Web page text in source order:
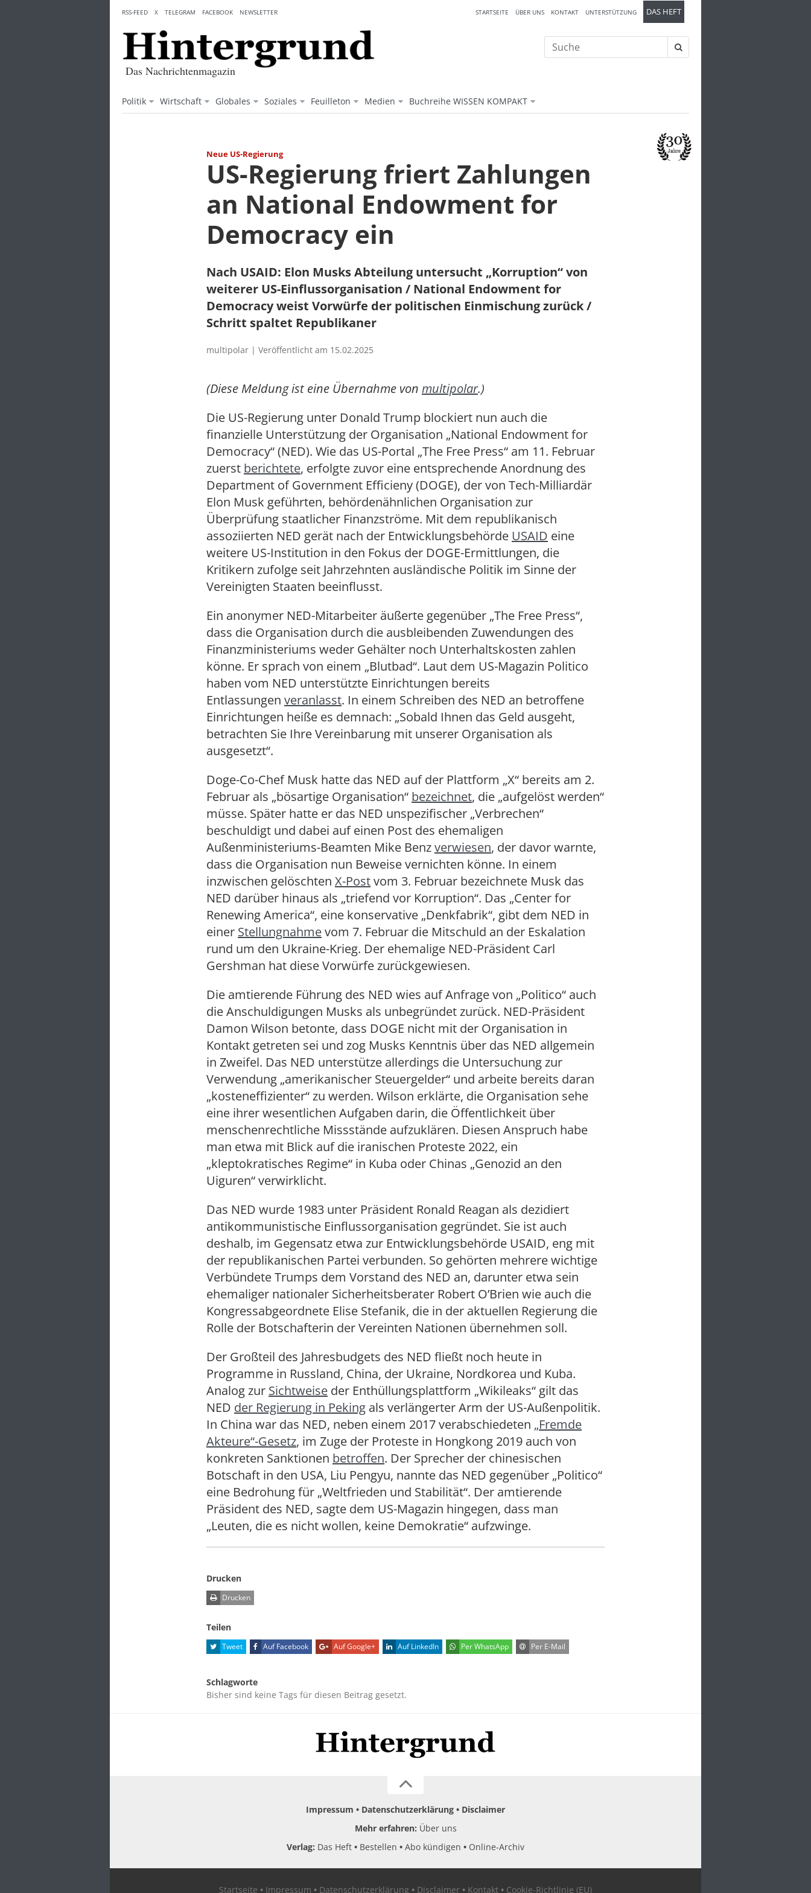
content
Das Nachrichtenmagazin
Politik Wirtschaft Globales Soziales Feuilleton Medien Buchreihe WISSEN KOMPAKT
STARTSEITE ÜBER UNS KONTAKT UNTERSTÜTZUNG DAS HEFT
RSS-FEED X TELEGRAM FACEBOOK NEWSLETTER
Suche
nach:
Neue US-Regierung
US-Regierung friert Zahlungen
an National Endowment for
Democracy ein
Nach USAID: Elon Musks Abteilung untersucht „Korruption“ von
weiterer US-Einflussorganisation / National Endowment for
Democracy weist Vorwürfe der politischen Einmischung zurück /
Schritt spaltet Republikaner
multipolar | Veröffentlicht am 15.02.2025
(Diese Meldung ist eine Übernahme von multipolar.)
Die US-Regierung unter Donald Trump blockiert nun auch die
finanzielle Unterstützung der Organisation „National Endowment for
Democracy“ (NED). Wie das US-Portal „The Free Press“ am 11. Februar
zuerst berichtete, erfolgte zuvor eine entsprechende Anordnung des
Department of Government Efficieny (DOGE), der von Tech-Milliardär
Elon Musk geführten, behördenähnlichen Organisation zur
Überprüfung staatlicher Finanzströme. Mit dem republikanisch
assoziierten NED gerät nach der Entwicklungsbehörde USAID eine
weitere US-Institution in den Fokus der DOGE-Ermittlungen, die
Kritikern zufolge seit Jahrzehnten ausländische Politik im Sinne der
Vereinigten Staaten beeinflusst.
Ein anonymer NED-Mitarbeiter äußerte gegenüber „The Free Press“,
dass die Organisation durch die ausbleibenden Zuwendungen des
Finanzministeriums weder Gehälter noch Unterhaltskosten zahlen
könne. Er sprach von einem „Blutbad“. Laut dem US-Magazin Politico
haben vom NED unterstützte Einrichtungen bereits
Entlassungen veranlasst. In einem Schreiben des NED an betroffene
Einrichtungen heiße es demnach: „Sobald Ihnen das Geld ausgeht,
betrachten Sie Ihre Vereinbarung mit unserer Organisation als
ausgesetzt“.
Doge-Co-Chef Musk hatte das NED auf der Plattform „X“ bereits am 2.
Februar als „bösartige Organisation“ bezeichnet, die „aufgelöst werden“
müsse. Später hatte er das NED unspezifischer „Verbrechen“
beschuldigt und dabei auf einen Post des ehemaligen
Außenministeriums-Beamten Mike Benzverwiesen, der davor warnte,
dass die Organisation nun Beweise vernichten könne. In einem
inzwischen gelöschten X-Postvom 3. Februar bezeichnete Musk das
NED darüber hinaus als „triefend vor Korruption“. Das „Center for
Renewing America“, eine konservative „Denkfabrik“, gibt dem NED in
einer Stellungnahmevom 7. Februar die Mitschuld an der Eskalation
rund um den Ukraine-Krieg. Der ehemalige NED-Präsident Carl
Gershman hat diese Vorwürfe zurückgewiesen.
Die amtierende Führung des NED wies auf Anfrage von „Politico“ auch
die Anschuldigungen Musks als unbegründet zurück. NED-Präsident
Damon Wilson betonte, dass DOGE nicht mit der Organisation in
Kontakt getreten sei und zog Musks Kenntnis über das NED allgemein
in Zweifel. Das NED unterstütze allerdings die Untersuchung zur
Verwendung „amerikanischer Steuergelder“ und arbeite bereits daran
„kosteneffizienter“ zu werden. Wilson erklärte, die Organisation sehe
eine ihrer wesentlichen Aufgaben darin, die Öffentlichkeit über
menschenrechtliche Missstände aufzuklären. Diesen Anspruch habe
man etwa mit Blick auf die iranischen Proteste 2022, ein
„kleptokratisches Regime“ in Kuba oder Chinas „Genozid an den
Uiguren“ verwirklicht.
Das NED wurde 1983 unter Präsident Ronald Reagan als dezidiert
antikommunistische Einflussorganisation gegründet. Sie ist auch
deshalb, im Gegensatz etwa zur Entwicklungsbehörde USAID, eng mit
der republikanischen Partei verbunden. So gehörten mehrere wichtige
Verbündete Trumps dem Vorstand des NED an, darunter etwa sein
ehemaliger nationaler Sicherheitsberater Robert O’Brien wie auch die
Kongressabgeordnete Elise Stefanik, die in der aktuellen Regierung die
Rolle der Botschafterin der Vereinten Nationen übernehmen soll.
Der Großteil des Jahresbudgets des NED fließt noch heute in
Programme in Russland, China, der Ukraine, Nordkorea und Kuba.
Analog zur Sichtweise der Enthüllungsplattform „Wikileaks“ gilt das
NED der Regierung in Peking als verlängerter Arm der US-Außenpolitik.
In China war das NED, neben einem 2017 verabschiedeten „Fremde
Akteure“-Gesetz, im Zuge der Proteste in Hongkong 2019 auch von
konkreten Sanktionen betroffen. Der Sprecher der chinesischen
Botschaft in den USA, Liu Pengyu, nannte das NED gegenüber „Politico“
eine Bedrohung für „Weltfrieden und Stabilität“. Der amtierende
Präsident des NED, sagte dem US-Magazin hingegen, dass man
„Leuten, die es nicht wollen, keine Demokratie“ aufzwinge.
Drucken
Drucken
Teilen
Tweet Auf Facebook Auf Google+ Auf LinkedIn Per WhatsApp Per E-Mail
Schlagworte
Bisher sind keine Tags für diesen Beitrag gesetzt.
Impressum Datenschutzerklärung
Disclaimer
Mehr erfahren: Über uns
Verlag: Das Heft Bestellen Abo kündigen Online-Archiv
Startseite Impressum Datenschutzerklärung Disclaimer Kontakt Cookie-Richtlinie (EU)